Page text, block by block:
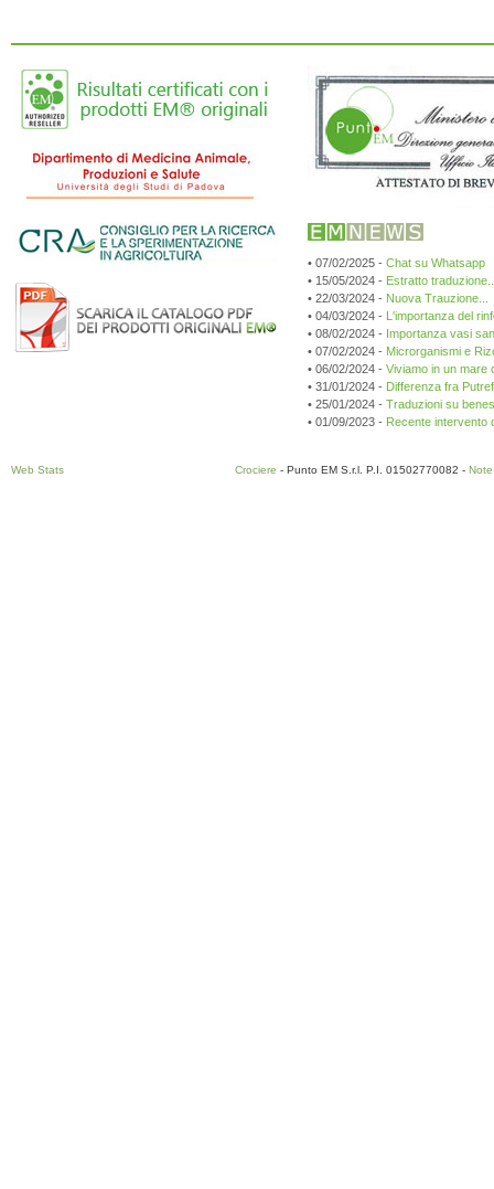
• 07/02/2025 - Chat su Whatsapp
• 15/05/2024 - Estratto
• 22/03/2024 - Nuova Trauzione...
• 04/03/2024 - L'importanza del
• 08/02/2024 - Importanza vasi
• 07/02/2024 - Microrganismi e
• 06/02/2024 - Viviamo in un mare
• 31/01/2024 - Differenza fra
• 25/01/2024 - Traduzioni su
• 01/09/2023 - Recente intervento
Web Stats Crociere - Punto EM S.r.l. P.I. 01502770082 -